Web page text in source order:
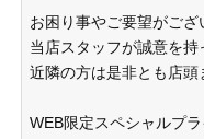
お困り事やご要望がござ
当店スタッフが誠意を
近隣の方は是非とも店
WEB限定スペシャルプ